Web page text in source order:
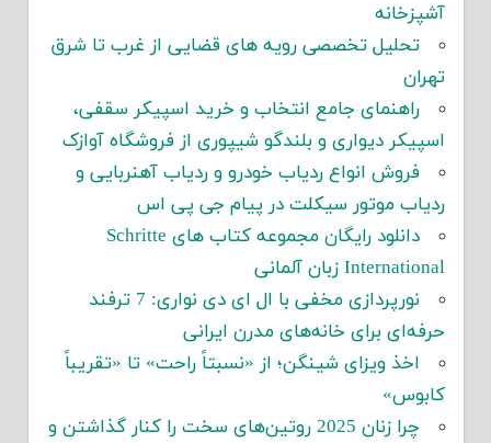
آشپزخانه
تحلیل تخصصی رویه های قضایی از غرب تا شرق
تهران
راهنمای جامع انتخاب و خرید اسپیکر سقفی،
اسپیکر دیواری و بلندگو شیپوری از فروشگاه آوازک
فروش انواع ردیاب خودرو و ردیاب آهنربایی و
ردیاب موتور سیکلت در پیام جی پی اس
دانلود رایگان مجموعه کتاب های Schritte
International زبان آلمانی
نورپردازی مخفی با ال ای دی نواری: 7 ترفند
حرفه‌ای برای خانه‌های مدرن ایرانی
اخذ ویزای شینگن؛ از «نسبتاً راحت» تا «تقریباً
کابوس»
چرا زنان 2025 روتین‌های سخت را کنار گذاشتن و